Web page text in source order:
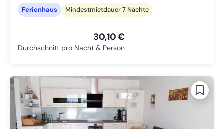
Ferienhaus Mindestmietdauer 7 Nächte
30,10 €
Durchschnitt pro Nacht & Person